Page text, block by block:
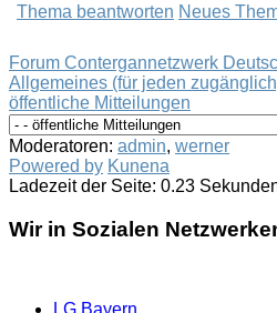
Thema beantworten Neues
Forum Contergannetzwerk
Allgemeines (für jeden
öffentliche Mitteilungen
Moderatoren: admin, werner
Powered by Kunena
Ladezeit der Seite: 0.23
Wir in Sozialen